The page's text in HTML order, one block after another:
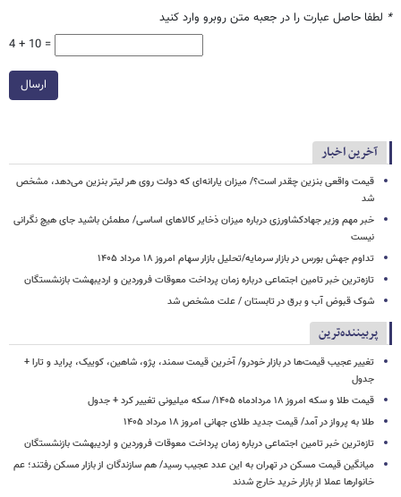
* لطفا حاصل عبارت را در جعبه متن روبرو وارد کنید
4 + 10 =
ارسال
آخرین اخبار
قیمت واقعی بنزین چقدر است؟/ میزان یارانه‌ای که دولت روی هر لیتر بنزین می‌دهد، مشخص
شد
خبر مهم وزیر جهادکشاورزی درباره میزان ذخایر کالاهای اساسی/ مطمئن باشید جای هیچ نگرانی
نیست
تداوم جهش بورس در بازار سرمایه/تحلیل بازار سهام امروز ۱۸ مرداد ۱۴۰۵
تازه‌ترین خبر تامین اجتماعی درباره زمان پرداخت معوقات فروردین و اردیبهشت بازنشستگان
شوک قبوض آب و برق در تابستان / علت مشخص شد
پربیننده‌ترین
تغییر عجیب قیمت‌ها در بازار خودرو/ آخرین قیمت سمند، پژو، شاهین، کوییک، پراید و تارا +
جدول
قیمت طلا و سکه امروز ۱۸ مردادماه ۱۴۰۵/ سکه میلیونی تغییر کرد + جدول
طلا به پرواز در آمد/ قیمت جدید طلای جهانی امروز ۱۸ مرداد ۱۴۰۵
تازه‌ترین خبر تامین اجتماعی درباره زمان پرداخت معوقات فروردین و اردیبهشت بازنشستگان
میانگین قیمت مسکن در تهران به این عدد عجیب رسید/ هم سازندگان از بازار مسکن رفتند؛ عم
خانوارها عملا از بازار خرید خارج شدند